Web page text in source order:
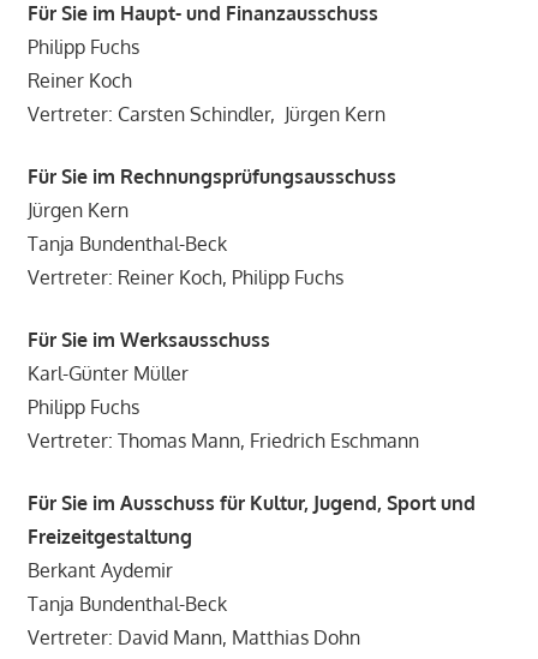
Für Sie im Haupt- und Finanzausschuss
Philipp Fuchs
Reiner Koch
Vertreter: Carsten Schindler, Jürgen Kern
Für Sie im Rechnungsprüfungsausschuss
Jürgen Kern
Tanja Bundenthal-Beck
Vertreter: Reiner Koch, Philipp Fuchs
Für Sie im Werksausschuss
Karl-Günter Müller
Philipp Fuchs
Vertreter: Thomas Mann, Friedrich Eschmann
Für Sie im Ausschuss für Kultur, Jugend, Sport und
Freizeitgestaltung
Berkant Aydemir
Tanja Bundenthal-Beck
Vertreter: David Mann, Matthias Dohn